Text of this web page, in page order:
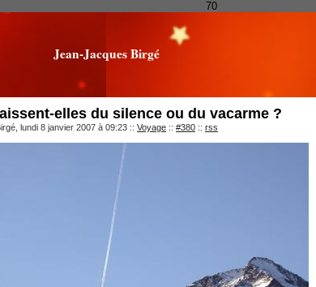
70
Jean-Jacques Birgé
elles du silence ou du vacarme ?
lundi 8 janvier 2007 à 09:23 :: Voyage :: #380 :: rss